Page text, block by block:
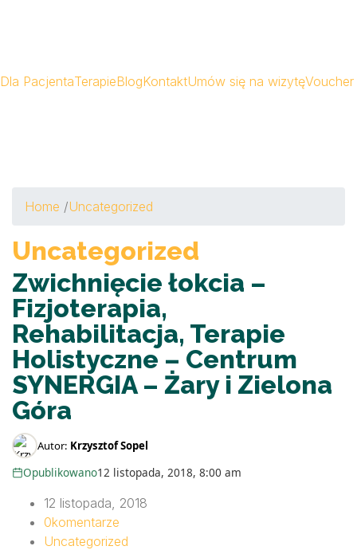
Dla PacjentaTerapieBlogKontaktUmów się na wizytęVoucher
Home /Uncategorized
Uncategorized
Zwichnięcie łokcia –
Fizjoterapia,
Rehabilitacja, Terapie
Holistyczne – Centrum
SYNERGIA – Żary i Zielona
Góra
Autor: Krzysztof Sopel
Opublikowano12 listopada, 2018, 8:00 am
12 listopada, 2018
0komentarze
Uncategorized